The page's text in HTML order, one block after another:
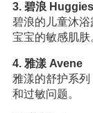
3. 碧浪
碧浪的儿童沐
宝宝的敏感肌肤
4. 雅漾 Avene
雅漾的舒护系
和过敏问题。